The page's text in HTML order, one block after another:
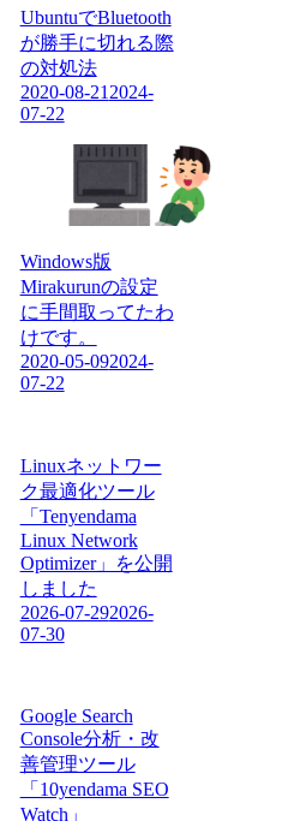
UbuntuでBluetooth
が勝手に切れる際
の対処法
2020-08-21 2024-
07-22
Windows版
Mirakurunの設定
に手間取ってたわ
けです。
2020-05-092024-
07-22
Linuxネットワー
ク最適化ツール
「Tenyendama
Linux Network
Optimizer」を公開
しました
2026-07-292026-
07-30
Google Search
Console分析・改
善管理ツール
「10yendama SEO
Watch」